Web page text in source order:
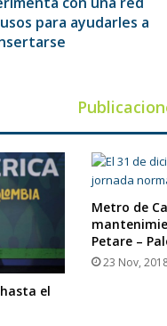
para ayudarles a
el
Metro de
Petare –
23 Nov,